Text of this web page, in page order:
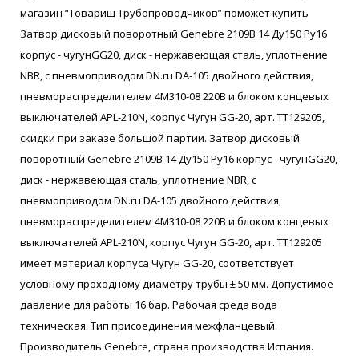
магазин “Товарищ Трубопроводчиков” поможет купить
Затвор дисковый поворотный Genebre 2109В 14 Ду150 Ру16
корпус - чугунGG20, диск - нержавеющая сталь, уплотнение
NBR, с пневмоприводом DN.ru DA-105 двойного действия,
пневмораспределителем 4M310-08 220В и блоком концевых
выключателей APL-210N, корпус Чугун GG-20, арт. ТТ129205,
скидки при заказе большой партии. Затвор дисковый
поворотный Genebre 2109В 14 Ду150 Ру16 корпус - чугунGG20,
диск - нержавеющая сталь, уплотнение NBR, с
пневмоприводом DN.ru DA-105 двойного действия,
пневмораспределителем 4M310-08 220В и блоком концевых
выключателей APL-210N, корпус Чугун GG-20, арт. ТТ129205
имеет материал корпуса Чугун GG-20, соответствует
условному проходному диаметру трубы ± 50 мм. Допустимое
давление для работы 16 бар. Рабочая среда вода
техническая. Тип присоединения межфланцевый.
Производитель Genebre, страна производства Испания.